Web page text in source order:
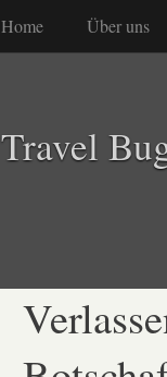
Home Über uns
Travel